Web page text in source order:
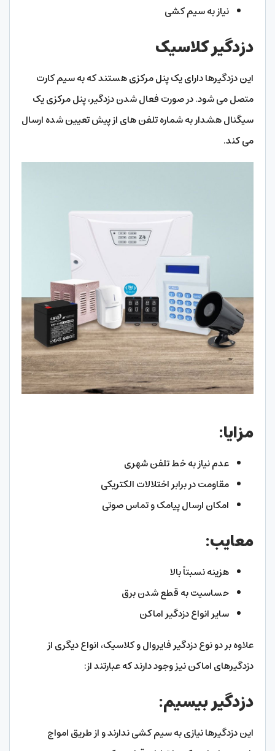
نیاز به سیم کشی
دزدگیر کلاسیک
این دزدگیرها دارای یک پنل مرکزی هستند که به سیم کارت
متصل می شود. در صورت فعال شدن دزدگیر، پنل مرکزی یک
سیگنال هشدار به شماره تلفن های از پیش تعیین شده ارسال
می کند.
مزایا:
عدم نیاز به خط تلفن شهری
مقاومت در برابر اختلالات الکتریکی
امکان ارسال پیامک و تماس صوتی
معایب:
هزینه نسبتاً بالا
حساسیت به قطع شدن برق
سایر انواع دزدگیر اماکن
علاوه بر دو نوع دزدگیر فایروال و کلاسیک، انواع دیگری از
دزدگیرهای اماکن نیز وجود دارند که عبارتند از:
دزدگیر بیسیم:
این دزدگیرها نیازی به سیم کشی ندارند و از طریق امواج